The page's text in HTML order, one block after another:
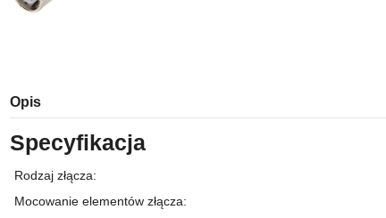
Opis
Specyfikacja
Rodzaj złącza:
Mocowanie elementów złącza: